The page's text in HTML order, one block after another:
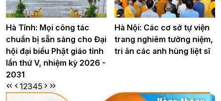
Hà Tĩnh: Mọi công tác
chuẩn bị sẵn sàng cho Đại
hội đại biểu Phật giáo tỉnh
lần thứ V, nhiệm kỳ 2026 -
2031
Hà Nội: Các cơ sở tự viện
trang nghiêm tưởng niệm,
tri ân các anh hùng liệt sĩ
12345